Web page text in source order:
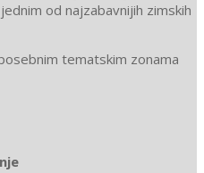
od najzabavnijih zimskih
tematskim zonama